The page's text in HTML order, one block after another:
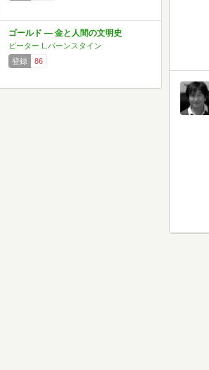
ゴールド ― 金と人間の文明史
ピーター L.バーンスタイン
登録
86